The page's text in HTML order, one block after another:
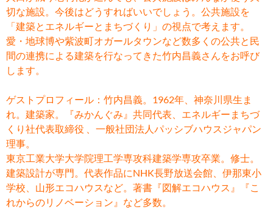
切な施設。今後はどうすればいいでしょう。公共施設を
「建築とエネルギーとまちづくり」の視点で考えます。
愛・地球博や紫波町オガールタウンなど数多くの公共と民
間の連携による建築を行なってきた竹内昌義さんをお呼び
します。
ゲストプロフィール：竹内昌義。1962年、神奈川県生ま
れ。建築家。『みかんぐみ』共同代表、エネルギーまちづ
くり社代表取締役 、一般社団法人パッシブハウスジャパン
理事。
東京工業大学大学院理工学専攻科建築学専攻卒業。修士。
建築設計が専門。代表作品にNHK長野放送会館、伊那東小
学校、山形エコハウスなど。著書『図解エコハウス』『こ
れからのリノベーション』など多数。